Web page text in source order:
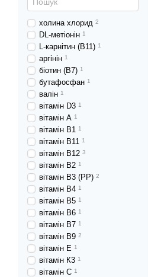
холина хлорид 2
DL-метіонін 1
L-карнітин (В11) 1
аргінін 1
біотин (В7) 1
бутафосфан 1
валін 1
вітамін D3 1
вітамін А 1
вітамін В1 1
вітамін В11 1
вітамін В12 3
вітамін В2 1
вітамін В3 (РР) 2
вітамін В4 1
вітамін В5 1
вітамін В6 1
вітамін В7 1
вітамін В9 2
вітамін Е 1
вітамін К3 1
вітамін С 1